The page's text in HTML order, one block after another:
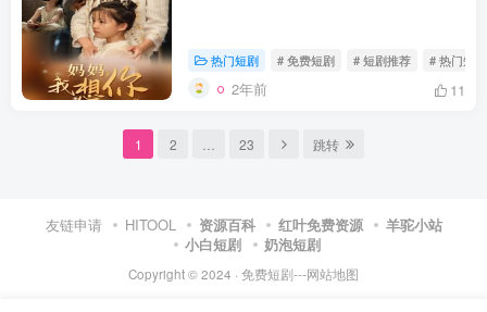
热门短剧 # 免费短剧 # 短剧推荐 # 热门短剧
2年前 11
1 2 23 跳转
友链申请 HITOOL 资源百科 红叶免费资源
羊驼小站
小白短剧
奶泡短剧
Copyright © 2024 · 免费短剧---网站地图